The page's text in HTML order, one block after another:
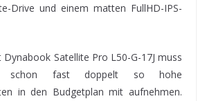
Drive und einem matten FullHD-IPS-
Satellite Pro L50-G-17J muss
schon fast doppelt so hohe
in den Budgetplan mit aufnehmen.